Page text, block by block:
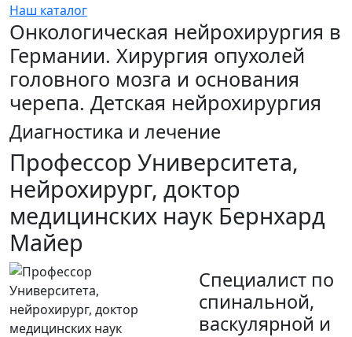
Наш каталог
Онкологическая нейрохирургия в
Германии. Хирургия опухолей
головного мозга и основания
черепа. Детская нейрохирургия
Диагностика и лечение
Профессор Университета,
нейрохирург, доктор
медицинских наук Бернхард
Майер
Cпециалист по
спинальной,
васкулярной и